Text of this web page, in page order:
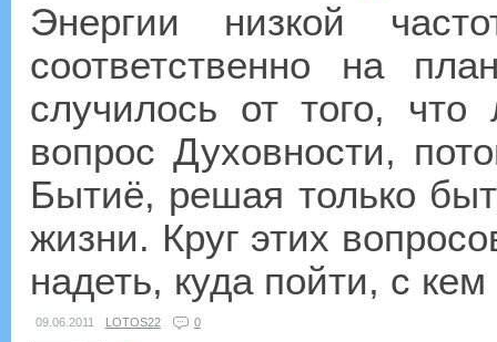
Энергии низкой
соответственно на
случилось от того, что
вопрос Духовности,
Бытиё, решая только
жизни. Круг этих
надеть, куда пойти, с
09.06.2011 LOTOS22 0